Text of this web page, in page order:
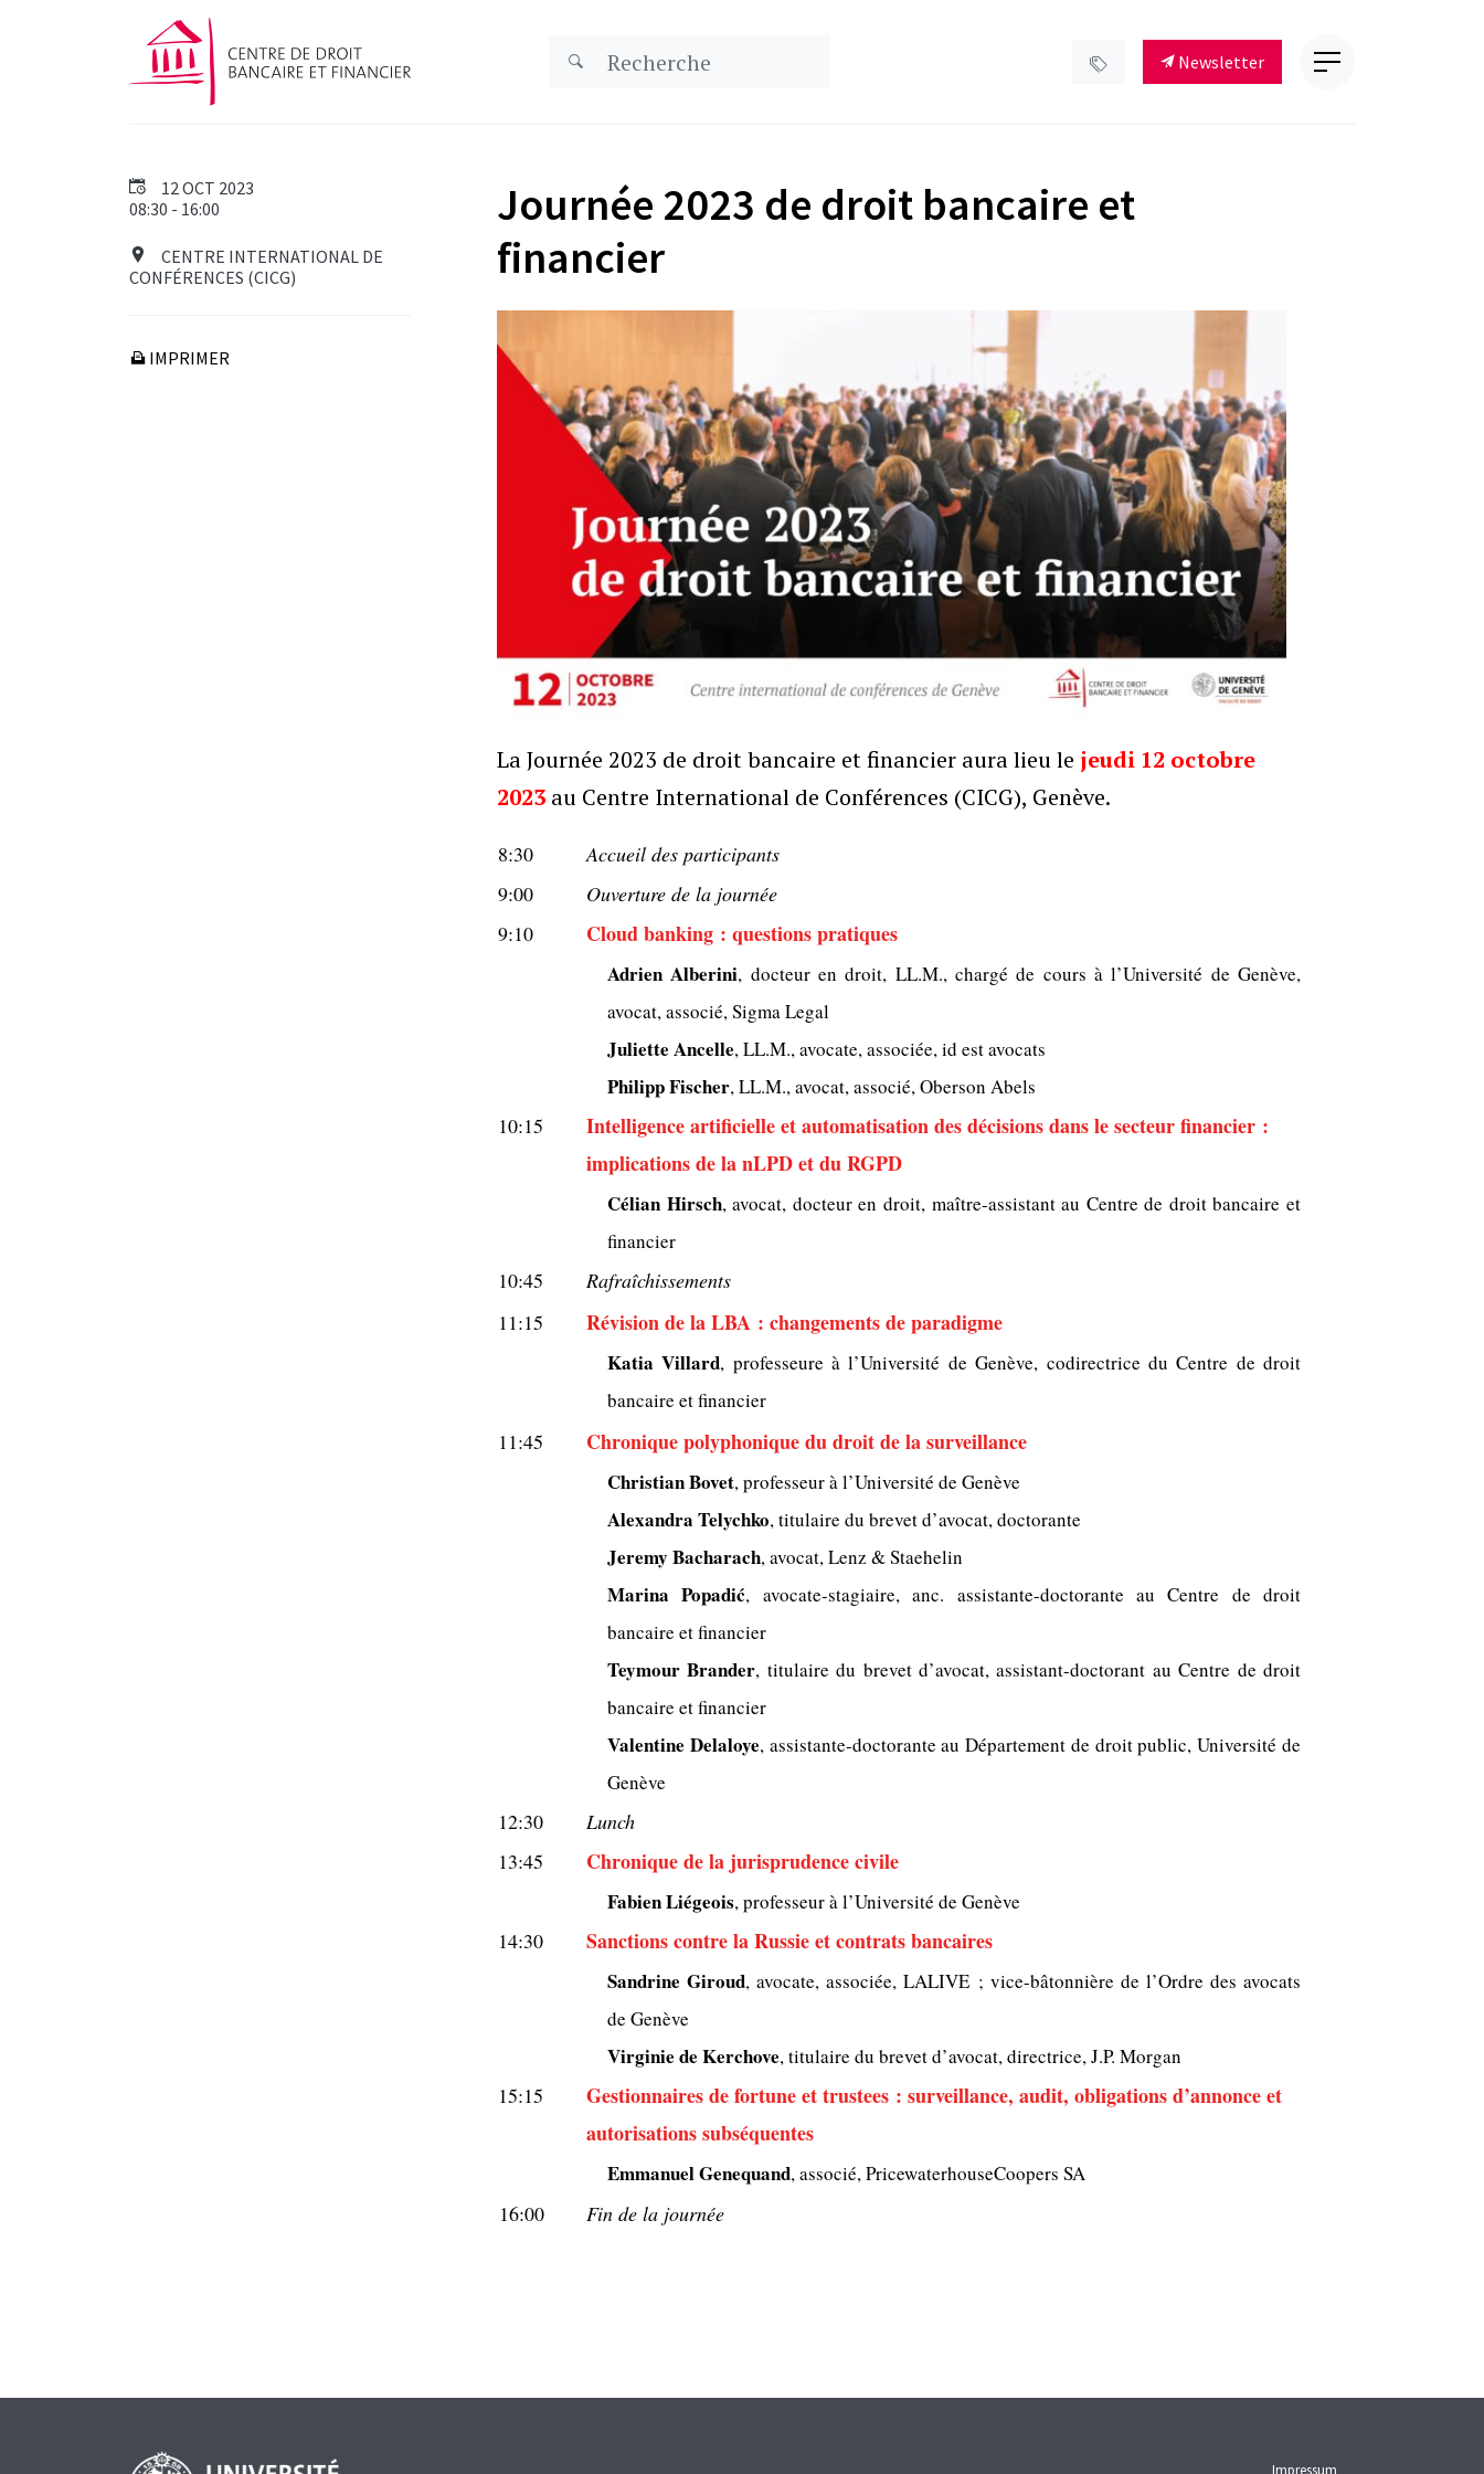
Newsletter
12 OCT 2023
08:30 - 16:00
CENTRE INTERNATIONAL DE
CONFÉRENCES (CICG)
IMPRIMER
Journée 2023 de droit bancaire et
financier
La Journée 2023 de droit bancaire et financier aura lieu le jeudi 12 octobre
2023 au Centre International de Conférences (CICG), Genève.
8:30
Accueil des participants
9:00
Ouverture de la journée
9:10
Cloud banking : questions pratiques
Adrien Alberini, docteur en droit, LL.M., chargé de cours à l’Université de Genève,
avocat, associé, Sigma Legal
Juliette Ancelle, LL.M., avocate, associée, id est avocats
Philipp Fischer, LL.M., avocat, associé, Oberson Abels
10:15
Intelligence artificielle et automatisation des décisions dans le secteur financier :
implications de la nLPD et du RGPD
Célian Hirsch, avocat, docteur en droit, maître-assistant au Centre de droit bancaire et
financier
10:45
Rafraîchissements
11:15
Révision de la LBA : changements de paradigme
Katia Villard, professeure à l’Université de Genève, codirectrice du Centre de droit
bancaire et financier
11:45 Chronique polyphonique du droit de la surveillance
Christian Bovet, professeur à l’Université de Genève
Alexandra Telychko, titulaire du brevet d’avocat, doctorante
Jeremy Bacharach, avocat, Lenz & Staehelin
Marina Popadić, avocate-stagiaire, anc. assistante-doctorante au Centre de droit
bancaire et financier
Teymour Brander, titulaire du brevet d’avocat, assistant-doctorant au Centre de droit
bancaire et financier
Valentine Delaloye, assistante-doctorante au Département de droit public, Université de
Genève
12:30
Lunch
13:45
Chronique de la jurisprudence civile
Fabien Liégeois, professeur à l’Université de Genève
14:30 Sanctions contre la Russie et contrats bancaires
Sandrine Giroud, avocate, associée, LALIVE ; vice-bâtonnière de l’Ordre des avocats
de Genève
Virginie de Kerchove, titulaire du brevet d’avocat, directrice, J.P. Morgan
15:15
Gestionnaires de fortune et trustees : surveillance, audit, obligations d’annonce et
autorisations subséquentes
Emmanuel Genequand, associé, PricewaterhouseCoopers SA
16:00 Fin de la journée
Impressum